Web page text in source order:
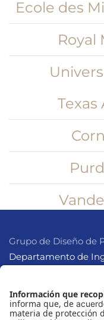
Ecole des
Royal
Texas
Grupo de Diseño de
Departamento de
ext. 3095